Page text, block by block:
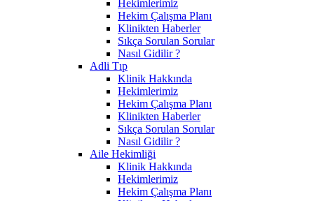
Hekimlerimiz
Hekim Çalışma Planı
Klinikten Haberler
Sıkça Sorulan Sorular
Nasıl Gidilir ?
Adli Tıp
Klinik Hakkında
Hekimlerimiz
Hekim Çalışma Planı
Klinikten Haberler
Sıkça Sorulan Sorular
Nasıl Gidilir ?
Aile Hekimliği
Klinik Hakkında
Hekimlerimiz
Hekim Çalışma Planı